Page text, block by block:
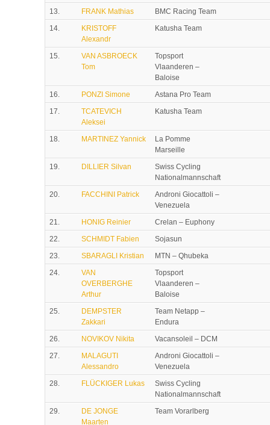
13. FRANK Mathias
BMC Racing Team
14.
KRISTOFF
Alexandr
Katusha Team
15.
VAN ASBROECK
Tom
Topsport
Vlaanderen –
Baloise
16.
PONZI Simone
Astana Pro Team
17.
TCATEVICH
Aleksei
Katusha Team
18. MARTINEZ Yannick
La Pomme
Marseille
19.
DILLIER Silvan
Swiss Cycling
Nationalmannschaft
20.
FACCHINI Patrick
Androni Giocattoli –
Venezuela
21.
HONIG Reinier
Crelan – Euphony
22.
SCHMIDT Fabien
Sojasun
23.
SBARAGLI Kristian
MTN – Qhubeka
24.
VAN
OVERBERGHE
Arthur
Topsport
Vlaanderen –
Baloise
25.
DEMPSTER
Zakkari
Team Netapp –
Endura
26.
NOVIKOV Nikita
Vacansoleil – DCM
27.
MALAGUTI
Alessandro
Androni Giocattoli –
Venezuela
28.
FLÜCKIGER Lukas
Swiss Cycling
Nationalmannschaft
29.
DE JONGE
Maarten
Team Vorarlberg